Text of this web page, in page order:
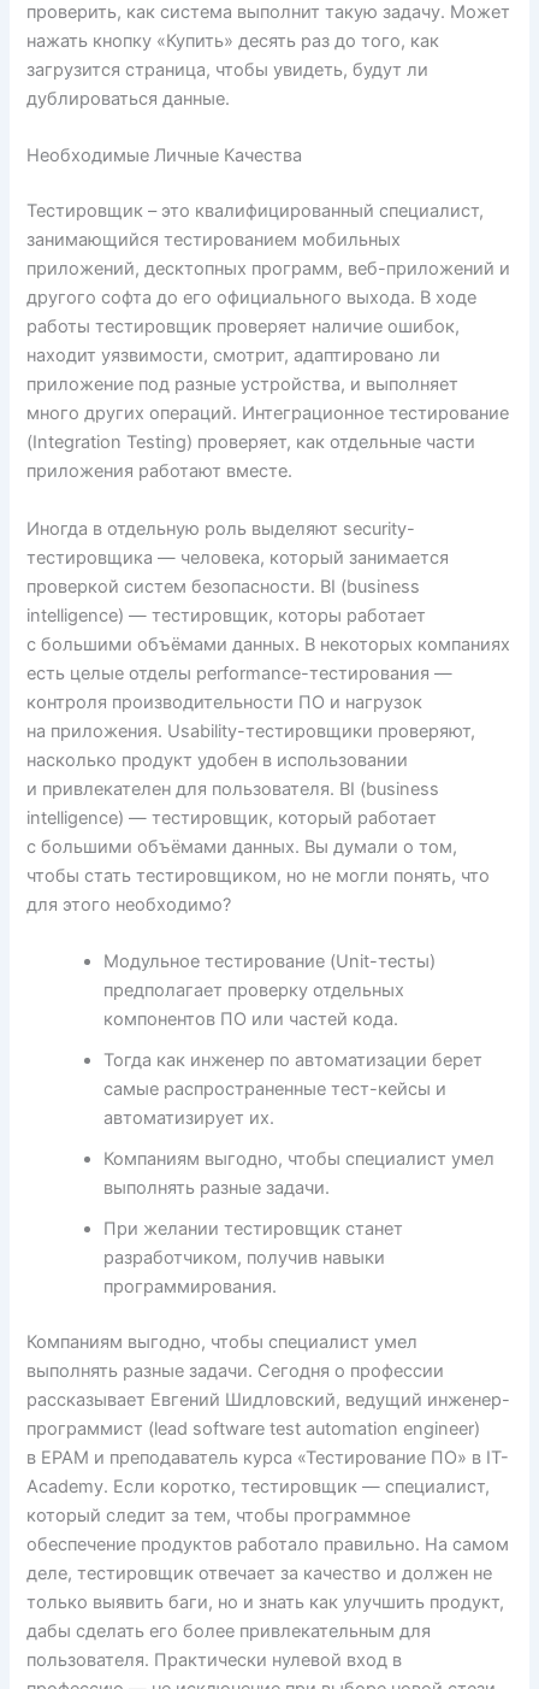
проверить, как система выполнит такую задачу. Может
нажать кнопку «Купить» десять раз до того, как
загрузится страница, чтобы увидеть, будут ли
дублироваться данные.
Необходимые Личные Качества
Тестировщик – это квалифицированный специалист,
занимающийся тестированием мобильных
приложений, десктопных программ, веб-приложений и
другого софта до его официального выхода. В ходе
работы тестировщик проверяет наличие ошибок,
находит уязвимости, смотрит, адаптировано ли
приложение под разные устройства, и выполняет
много других операций. Интеграционное тестирование
(Integration Testing) проверяет, как отдельные части
приложения работают вместе.
Иногда в отдельную роль выделяют security-
тестировщика — человека, который занимается
проверкой систем безопасности. BI (business
intelligence) — тестировщик, которы работает
с большими объёмами данных. В некоторых компаниях
есть целые отделы performance-тестирования —
контроля производительности ПО и нагрузок
на приложения. Usability-тестировщики проверяют,
насколько продукт удобен в использовании
и привлекателен для пользователя. BI (business
intelligence) — тестировщик, который работает
с большими объёмами данных. Вы думали о том,
чтобы стать тестировщиком, но не могли понять, что
для этого необходимо?
Модульное тестирование (Unit-тесты)
предполагает проверку отдельных
компонентов ПО или частей кода.
Тогда как инженер по автоматизации берет
самые распространенные тест-кейсы и
автоматизирует их.
Компаниям выгодно, чтобы специалист умел
выполнять разные задачи.
При желании тестировщик станет
разработчиком, получив навыки
программирования.
Компаниям выгодно, чтобы специалист умел
выполнять разные задачи. Сегодня о профессии
рассказывает Евгений Шидловский, ведущий инженер-
программист (lead software test automation engineer)
в EPAM и преподаватель курса «Тестирование ПО» в IT-
Academy. Если коротко, тестировщик — специалист,
который следит за тем, чтобы программное
обеспечение продуктов работало правильно. На самом
деле, тестировщик отвечает за качество и должен не
только выявить баги, но и знать как улучшить продукт,
дабы сделать его более привлекательным для
пользователя. Практически нулевой вход в